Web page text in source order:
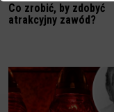
Co zrobić, by zdobyć
atrakcyjny zawód?